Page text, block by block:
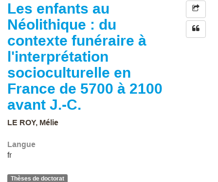
Les enfants au
Néolithique : du
contexte funéraire à
l'interprétation
socioculturelle en
France de 5700 à 2100
avant J.-C.
LE ROY, Mélie
Langue
fr
Thèses de doctorat